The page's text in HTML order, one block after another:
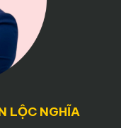
LỘC NGHĨA